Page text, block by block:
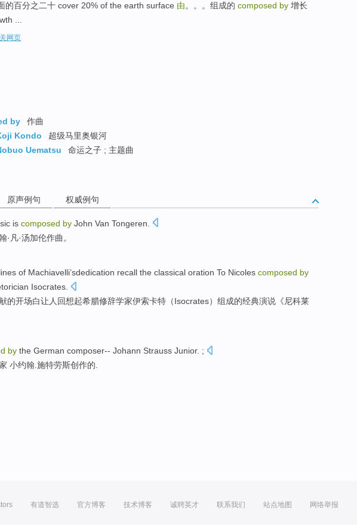
的百分之二十 cover 20% of the earth surface 由。。。组成的 composed by 增长
...
网页
by
作曲
Kondo
超级马里奥银河
Uematsu
命运之子 ; 主题曲
原声例句 权威例句
is composed by John Van Tongeren
· 凡·汤加伦作曲。
of Machiavelli’sdedication recall the classical oration To Nicoles composed by
Isocrates.
的开场白让人回想起希腊修辞学家伊索卡特（Isocrates） 组成的经典演说 《尼科莱
by the German composer-- Johann Strauss Junior. ;
小约翰. 施特劳斯创作的.
有道智选 官方博客 技术博客 诚聘英才 联系我们 站点地图 网络举报